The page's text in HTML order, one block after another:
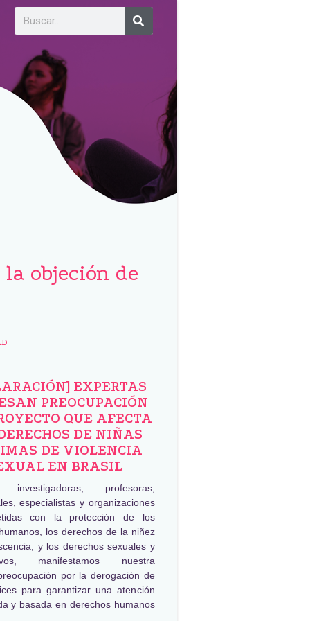
objeción de
EXPERTAS
PREOCUPACIÓN
QUE AFECTA
DE NIÑAS
DE VIOLENCIA
EN BRASIL
investigadoras, profesoras,
especialistas y organizaciones
con la protección de los
los derechos de la niñez
y los derechos sexuales y
manifestamos nuestra
por la derogación de
para garantizar una atención
y basada en derechos humanos